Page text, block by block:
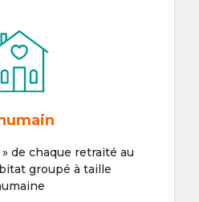
de chaque retraité au
groupé à taille